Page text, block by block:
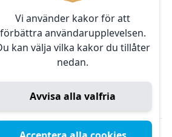
Vi använder kakor för att
förbättra användarupplevelsen.
kan välja vilka kakor du tillåter
nedan.
Avvisa alla valfria
Kameraövervakning
Konferens & Public Display
Sälja elektronik